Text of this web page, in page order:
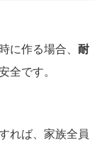
に作る場合、 耐
全です。
れば、家族全員